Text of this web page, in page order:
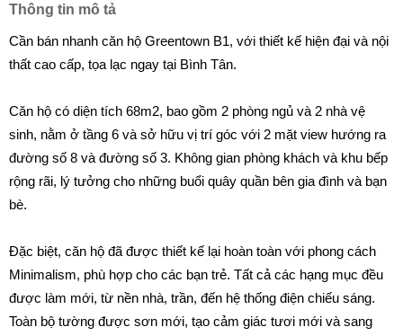
Thông tin mô tả
Cần bán nhanh căn hộ Greentown B1, với thiết kế hiện đại và nội
thất cao cấp, tọa lạc ngay tại Bình Tân.
Căn hộ có diện tích 68m2, bao gồm 2 phòng ngủ và 2 nhà vệ
sinh, nằm ở tầng 6 và sở hữu vị trí góc với 2 mặt view hướng ra
đường số 8 và đường số 3. Không gian phòng khách và khu bếp
rộng rãi, lý tưởng cho những buổi quây quần bên gia đình và bạn
bè.
Đặc biệt, căn hộ đã được thiết kế lại hoàn toàn với phong cách
Minimalism, phù hợp cho các bạn trẻ. Tất cả các hạng mục đều
được làm mới, từ nền nhà, trần, đến hệ thống điện chiếu sáng.
Toàn bộ tường được sơn mới, tạo cảm giác tươi mới và sang